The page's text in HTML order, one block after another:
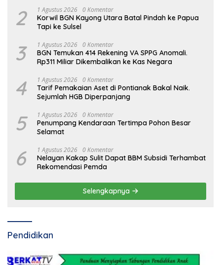
2 1 Agustus 2026 0 Komentar
Korwil BGN Kayong Utara Batal Pindah ke Papua
Tapi ke Sulsel
3 1 Agustus 2026 0 Komentar
BGN Temukan 414 Rekening VA SPPG Anomali.
Rp311 Miliar Dikembalikan ke Kas Negara
4 1 Agustus 2026 0 Komentar
Tarif Pemakaian Aset di Pontianak Bakal Naik.
Sejumlah HGB Diperpanjang
5 1 Agustus 2026 0 Komentar
Penumpang Kendaraan Tertimpa Pohon Besar
Selamat
6 1 Agustus 2026 0 Komentar
Nelayan Kakap Sulit Dapat BBM Subsidi Terhambat
Rekomendasi Pemda
Selengkapnya
Pendidikan